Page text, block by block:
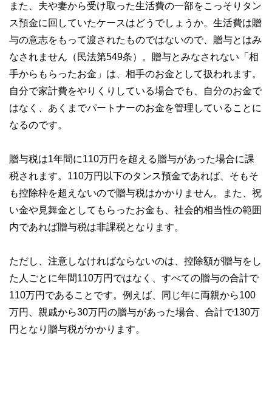
また、夫や妻から受け取った生活費の一部をこっそりタン
ス預金に回していたケースはどうでしょうか。生活費は贈
与の意志をもって渡されたものではないので、贈与とはみ
なされません（民法第549条）。贈与とみなされない「相
手からもらったお金」は、相手のお金として扱われます。
自分で家計費をやりくりしている場合でも、自分のお金で
はなく、あくまでパートナーのお金を管理していることに
なるのです。
贈与税は1年間に110万円を超える贈与があった場合に課
税されます。110万円以下のタンス預金であれば、そもそ
も控除枠を超えないので贈与税はかかりません。また、祝
い金や見舞金としてもらったお金も、社会的相当性の範囲
内であれば贈与税は非課税となります。
ただし、注意しなければならないのは、控除額が贈与をし
た人ごとに年間110万円ではなく、すべての贈与の合計で
110万円であることです。例えば、同じ年に両親から100
万円、親戚から30万円の贈与があった場合、合計で130万
円となり贈与税がかかります。